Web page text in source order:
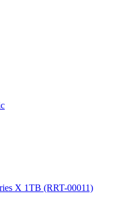
X 1TB (RRT-00011)